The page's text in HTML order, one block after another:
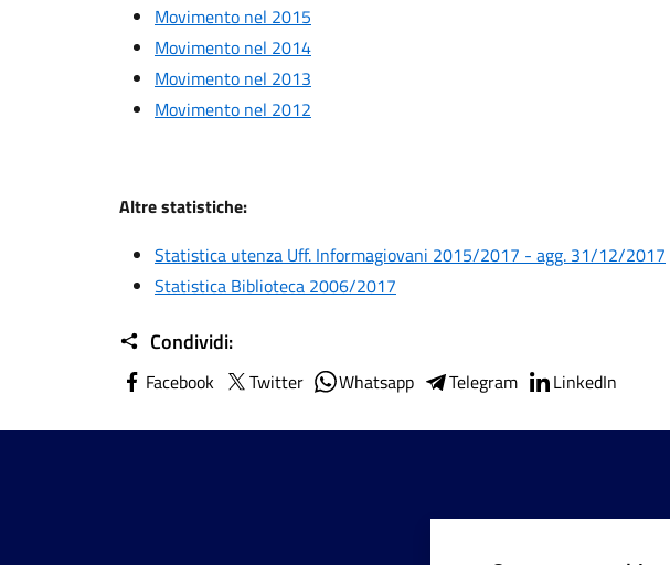
Movimento nel 2015
Movimento nel 2014
Movimento nel 2013
Movimento nel 2012
Altre statistiche:
Statistica utenza Uff. Informagiovani 2015/2017 - agg. 31/12/2017
Statistica Biblioteca 2006/2017
Condividi:
Facebook Twitter Whatsapp Telegram LinkedIn